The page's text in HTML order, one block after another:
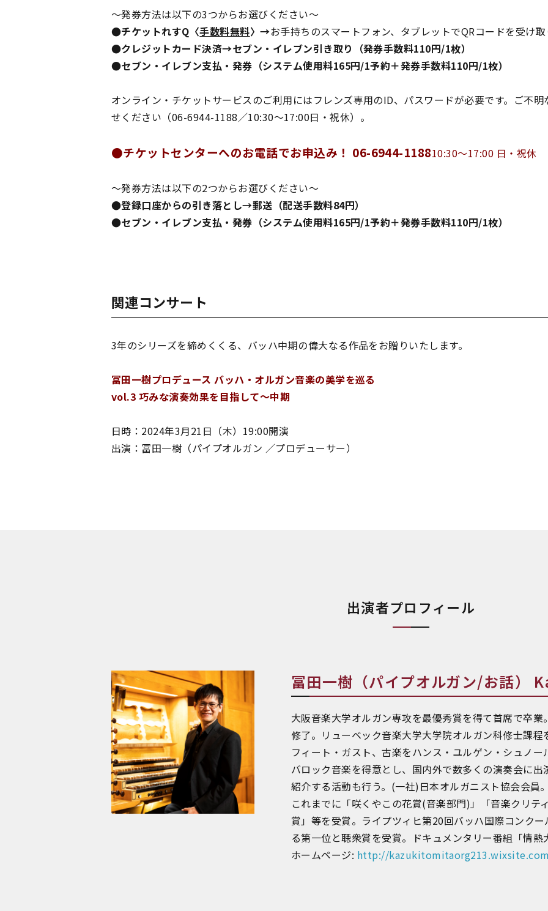
～発券方法は以下の3つからお選びください～
●チケットれすQ〈手数料無料〉→お手持ちのスマートフォン、タブレットでQRコードを受け
●クレジットカード決済→セブン・イレブン引き取り（発券手数料110円/1枚）
●セブン・イレブン支払・発券（システム使用料165円/1予約＋発券手数料110円/1枚）
オンライン・チケットサービスのご利用にはフレンズ専用のID、パスワードが必要です。ご不
せください（06-6944-1188／10:30～17:00日・祝休）。
●チケットセンターへのお電話でお申込み！ 06-6944-118810:30～17:00 日・祝休
～発券方法は以下の2つからお選びください～
●登録口座からの引き落とし→郵送（配送手数料84円）
●セブン・イレブン支払・発券（システム使用料165円/1予約＋発券手数料110円/1枚）
関連コンサート
3年のシリーズを締めくくる、バッハ中期の偉大なる作品をお贈りいたします。
冨田一樹プロデュース バッハ・オルガン音楽の美学を巡る
vol.3 巧みな演奏効果を目指して～中期
日時：2024年3月21日（木）19:00開演
出演：冨田一樹（パイプオルガン ／プロデューサー）
出演者プロフィール
冨田一樹（パイプオルガン/お話）
大阪音楽大学オルガン専攻を最優秀賞を得て首席で卒
修了。リューベック音楽大学大学院オルガン科修士課
フィート・ガスト、古楽をハンス・ユルゲン・シュノー
バロック音楽を得意とし、国内外で数多くの演奏会に
紹介する活動も行う。(一社)日本オルガニスト協会会員
これまでに「咲くやこの花賞(音楽部門)」「音楽クリテ
賞」等を受賞。ライプツィヒ第20回バッハ国際コンク
る第一位と聴衆賞を受賞。ドキュメンタリー番組「情熱
ホームページ: http://